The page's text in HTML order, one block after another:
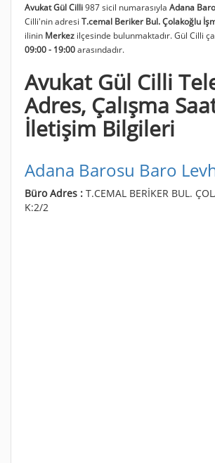
Avukat Gül Cilli987 sicil numarasıyla Adana
Cilli'nin adresi T.cemal Beriker Bul. Çolakoğlu
ilinin Merkez ilçesinde bulunmaktadır. Gül Cilli
09:00 - 19:00arasındadır.
Avukat Gül Cilli
Adres, Çalışma
İletişim Bilgileri
Adana Barosu Baro
Büro Adres : T.CEMAL BERİKER BUL.
K:2/2